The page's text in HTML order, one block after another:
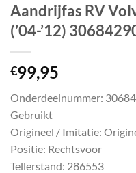
Aandrijfas RV
(’04-’12)
€99,95
Onderdeelnummer:
Gebruikt
Origineel / Imitatie:
Positie: Rechtsvoor
Tellerstand: 286553